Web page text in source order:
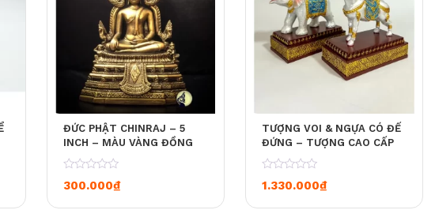
ĐỨC PHẬT CHINRAJ – 5
INCH – MÀU VÀNG ĐỒNG
300.000₫
TƯỢNG VOI & NGỰA CÓ ĐẾ
ĐỨNG – TƯỢNG CAO CẤP
1.330.000₫